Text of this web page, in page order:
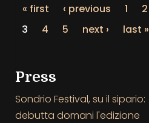
« first ‹ previous 1
2
3
4 5 next › last »
Press
Sondrio Festival, su il sipario:
debutta domani l'edizione